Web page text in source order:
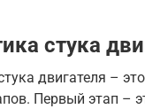
стука
двигателя –
Первый этап –